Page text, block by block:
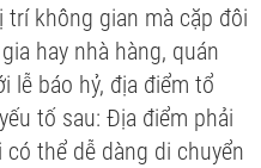
trí không gian mà cặp đôi
hay nhà hàng, quán
lễ báo hỷ, địa điểm tổ
tố sau: Địa điểm phải
thể dễ dàng di chuyển